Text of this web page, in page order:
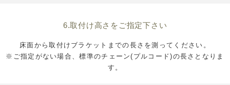
6.取付け高さをご指定下さい
床面から取付けブラケットまでの長さを測ってください。
※ご指定がない場合、標準のチェーン(プルコード)の長さとなりま
す。